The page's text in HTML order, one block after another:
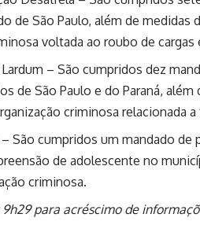
de São Paulo, além de
voltada ao roubo de cargas
– São cumpridos dez
de São Paulo e do Paraná,
criminosa relacionada
São cumpridos um mandado de
de adolescente no
criminosa.
para acréscimo de